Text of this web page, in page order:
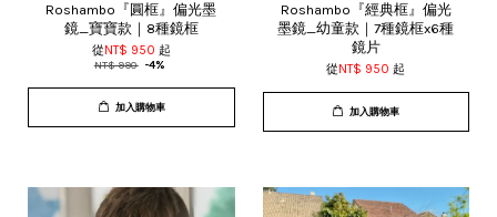
Roshambo『圓框』偏光墨
鏡_寶寶款｜8種鏡框
從 NT$ 950 起
NT$ 990 -4%
加入購物車
Roshambo『經典框』偏光
墨鏡_幼童款｜7種鏡框x6種
鏡片
從 NT$ 950起
加入購物車